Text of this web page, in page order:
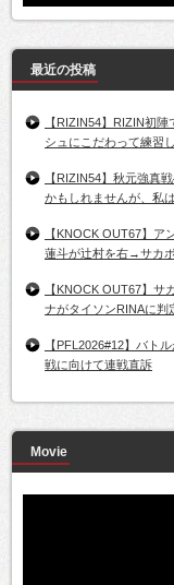
最近の投稿
【RIZIN54】RIZIN初
シュにこだわって練習
【RIZIN54】秋元強真
かもしれませんが、私
【KNOCK OUT67】ア
蓮斗が辻村を右→サカ
【KNOCK OUT67】サ
ナがタイソンRINAに判
【PFL2026#12】バト
戦に向けて連戦直訴
Movie